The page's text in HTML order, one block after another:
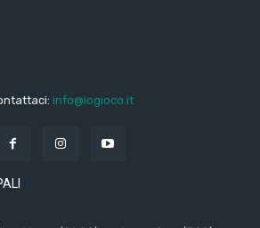
info@iogioco.it